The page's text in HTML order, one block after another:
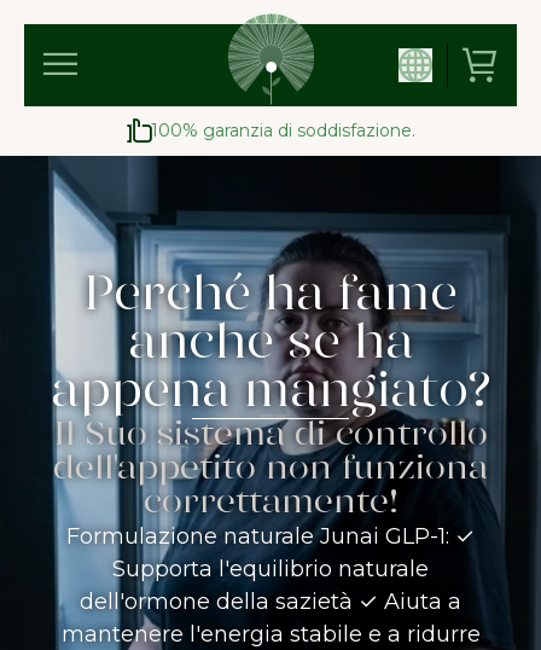
100% garanzia di soddisfazione.
Perché ha fame
anche se ha
appena mangiato?
Il Suo sistema di controllo
dell'appetito non funziona
correttamente!
Formulazione naturale Junai GLP-1: ✓
Supporta l'equilibrio naturale
dell'ormone della sazietà ✓ Aiuta a
mantenere l'energia stabile e a ridurre